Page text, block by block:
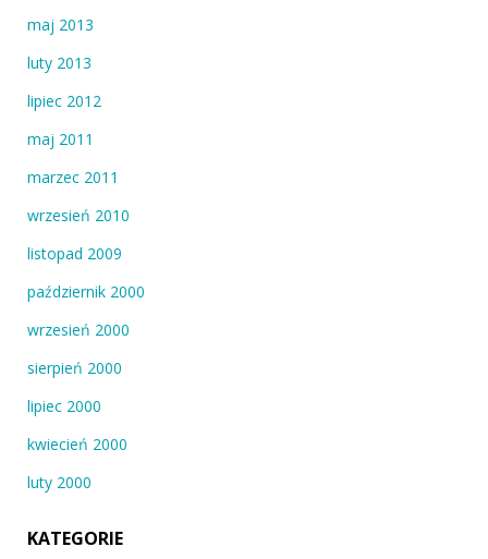
maj 2013
luty 2013
lipiec 2012
maj 2011
marzec 2011
wrzesień 2010
listopad 2009
październik 2000
wrzesień 2000
sierpień 2000
lipiec 2000
kwiecień 2000
luty 2000
KATEGORIE